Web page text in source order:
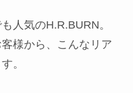
人気のH.R.BURN。
様から、こんなリア
。